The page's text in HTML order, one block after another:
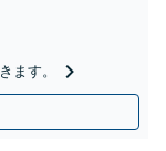
ます。